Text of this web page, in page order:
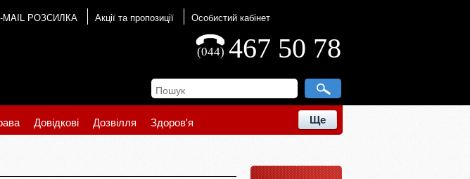
MAIL РОЗСИЛКА Акції та пропозиції Особистий кабінет
467 50 78
(044)
Довідкові Дозвілля Здоров'я Ще